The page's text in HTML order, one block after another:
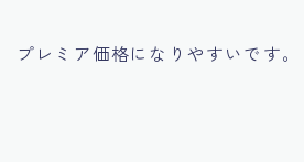
プレミア価格になりやすいです。